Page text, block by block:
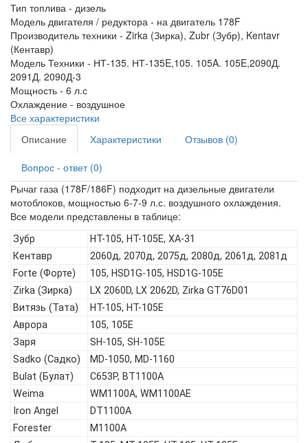
Тип топлива - дизель
Модель двигателя / редуктора - на двигатель 178F
Производитель техники - Zirka (Зирка), Zubr (Зубр), Kentavr
(Кентавр)
Модель Техники - НТ-135. НТ-135E,105. 105A. 105E,2090Д.
2091Д. 2090Д-3
Мощность - 6 л.с
Охлаждение - воздушное
Все характеристики
Описание
Характеристики Отзывов (0)
Вопрос - ответ (0)
Рычаг газа (178F/186F) подходит на дизельные двигатели
мотоблоков, мощностью 6-7-9 л.с. воздушного охлаждения.
Все модели представлены в таблице:
Зубр
HT-105, HT-105E, ХА-31
Кентавр
2060д, 2070д, 2075д, 2080д, 2061д, 2081д
Forte (Форте)
105, HSD1G-105, HSD1G-105E
Zirka (Зирка)
LX 2060D, LX 2062D, Zirka GT76D01
Витязь (Тата)
HT-105, HT-105E
Аврора
105, 105Е
Заря
SH-105, SH-105E
Sadko (Садко)
MD-1050, MD-1160
Bulat (Булат)
C653P, BT1100A
Weima
WM1100A, WM1100AE
Iron Angel
DT1100A
Forester
M1100A